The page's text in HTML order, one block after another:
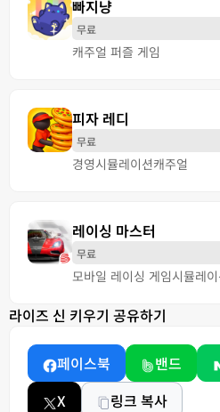
빠지냥
무료
캐주얼 퍼즐 게임
피자 레디
무료
경영시뮬레이션캐주얼
레이싱 마스터
무료
모바일 레이싱 게임시뮬레이
라이즈 신 키우기 공유하기
페이스북 밴드
X
링크 복사